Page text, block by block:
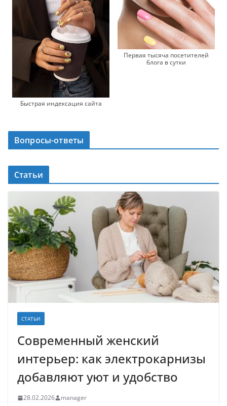
Быстрая индексация сайта
Первая тысяча посетителей
блога в сутки
Вопросы-ответы
Статьи
СТАТЬИ
Современный женский
интерьер: как электрокарнизы
добавляют уют и удобство
28.02.2026 manager